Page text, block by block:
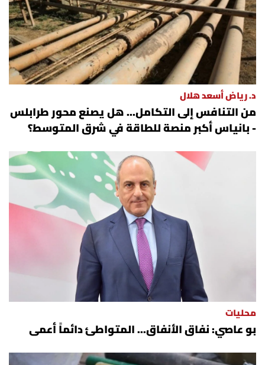
د. رياض أسعد هلال
من التنافس إلى التكامل... هل يصنع محور طرابلس
- بانياس أكبر منصة للطاقة في شرق المتوسط؟
محليات
بو عاصي: نفاق الأنفاق... المتواطئ دائماً أعمى